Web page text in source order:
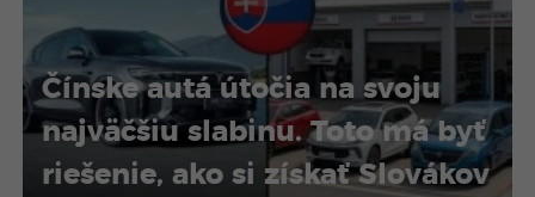
Čínske autá útočia na svoju
najväčšiu slabinu. Toto má byť
riešenie, ako si získať Slovákov